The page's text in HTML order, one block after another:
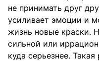
не принимать друг
усиливает эмоции и
жизнь новые краски.
сильной или
куда серьезнее.